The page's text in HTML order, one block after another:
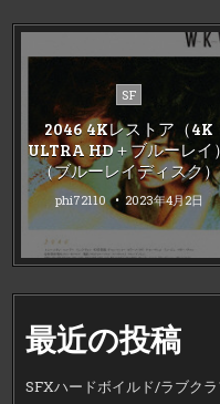
Posted
in
SF
2046 4Kレストア（4K
ULTRA HD＋ブルーレイ）
（ブルーレイディスク）
phi72110 2023年4月2日
最近の投稿
SFXハードボイルド/ラブクラ